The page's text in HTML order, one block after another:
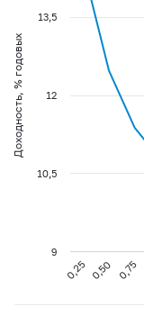
Доходность, % годовых
0,25 0,50 0,75
9
10,5
12
13,5